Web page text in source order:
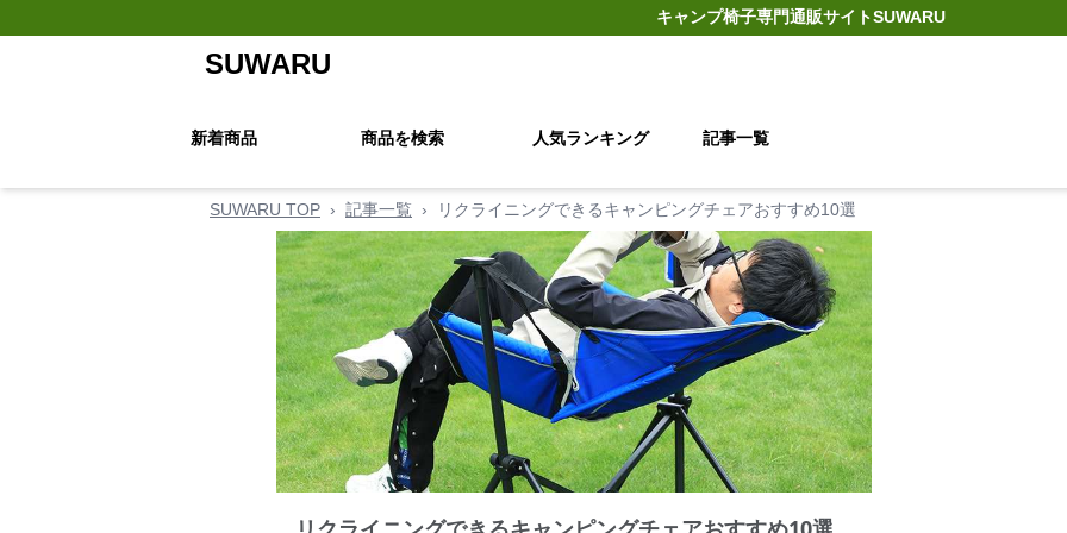
キャンプ椅子専門通販サイトSUWARU
SUWARU
新着商品 商品を検索 人気ランキング 記事一覧
SUWARU TOP › 記事一覧 › リクライニングできるキャンピングチェアおすすめ10選